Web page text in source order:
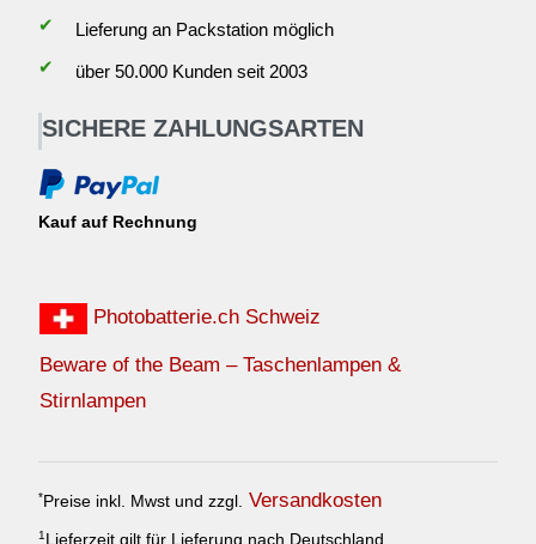
✔
Lieferung an Packstation möglich
✔
über 50.000 Kunden seit 2003
SICHERE ZAHLUNGSARTEN
Kauf auf Rechnung
Photobatterie.ch Schweiz
Beware of the Beam – Taschenlampen &
Stirnlampen
* Preise inkl. Mwst und zzgl. Versandkosten
1 Lieferzeit gilt für Lieferung nach Deutschland.